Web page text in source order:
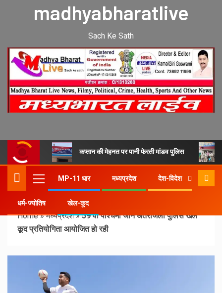
madhyabharatlive
Sach Ke Sath
कप्तान की मेहनत पर पानी फेरती मांडव पुलिस
MP-11 धार मध्यप्रदेश देश-विदेश
धर्म-ज्योतिष खेल-कूद
Home»मध्यप्रदेश»59 वी पश्चिमी जोन अंतरजिला पुलिस खेल
कूद प्रतियोगिता आयोजित हो रही